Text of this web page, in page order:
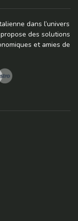
dans l’univers
des solutions
et amies de